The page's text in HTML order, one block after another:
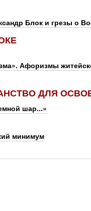
Блок и грезы о
Афоризмы
ДЛЯ
шар...»
минимум